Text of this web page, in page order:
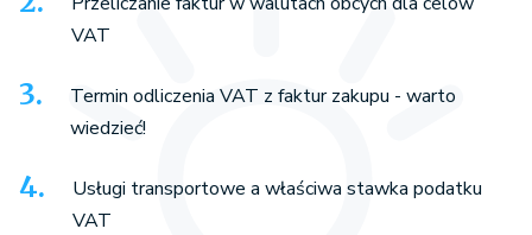
VAT
Termin odliczenia VAT z faktur zakupu - warto
wiedzieć!
Usługi transportowe a właściwa stawka podatku
VAT